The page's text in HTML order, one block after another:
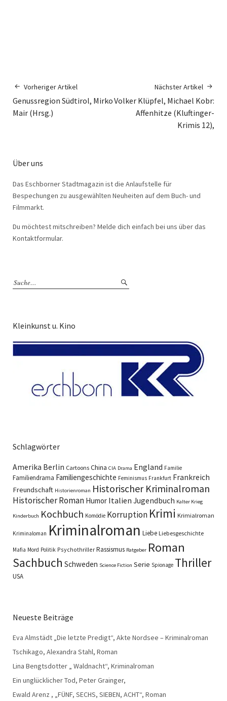
Vorheriger Artikel
Genussregion Südtirol, Mirko
Mair (Hrsg.)
Nächster Artikel
Volker Klüpfel, Michael Kobr:
Affenhitze (Kluftinger-
Krimis 12),
Über uns
Das Eschborner Stadtmagazin ist die Anlaufstelle für
Bespechungen zu ausgewählten Neuheiten auf dem Buch- und
Filmmarkt.
Du möchtest mitschreiben? Melde dich einfach bei uns über das
Kontaktformular.
Kleinkunst u. Kino
Schlagwörter
Amerika Berlin Cartoons China CIA Drama England Familie
Familiendrama Familiengeschichte Feminismus Frankfurt Frankreich
Freundschaft Historienroman Historischer Kriminalroman
Historischer Roman Humor Italien Jugendbuch Kalter Krieg
Kinderbuch Kochbuch Komödie Korruption Krimi Krimialroman
Kriminaloman Kriminalroman Liebe Liebesgeschichte
Mafia Mord Politik Psychothriller Rassismus Ratgeber Roman
Sachbuch Schweden Science Fiction Serie Spionage Thriller
USA
Neueste Beiträge
Eva Almstädt „Die letzte Predigt“, Akte Nordsee – Kriminalroman
Tschikago, Alexandra Stahl, Roman
Lina Bengtsdotter „ Waldnacht“, Kriminalroman
Ein unglücklicher Tod, Peter Grainger,
Ewald Arenz , „FÜNF, SECHS, SIEBEN, ACHT“, Roman